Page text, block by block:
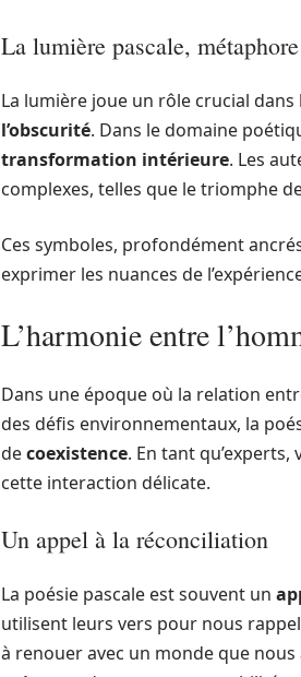
La lumière pascale,
La lumière joue un rôle crucial
l’obscurité. Dans le domaine
transformation intérieure. Les
complexes, telles que le triomphe
Ces symboles, profondément
exprimer les nuances de
L’harmonie entre
Dans une époque où la relation
des défis environnementaux, la
decoexistence. En tant
cette interaction délicate.
Un appel à la réconciliation
La poésie pascale est souvent un
utilisent leurs vers pour nous
à renouer avec un monde que